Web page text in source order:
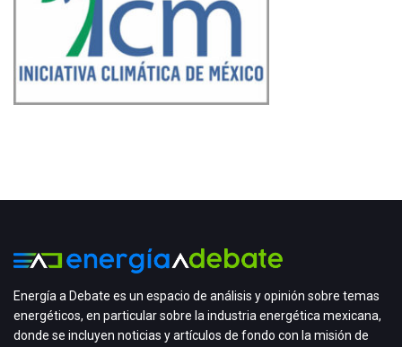
Energía a Debate es un espacio de análisis y opinión sobre temas
energéticos, en particular sobre la industria energética mexicana,
donde se incluyen noticias y artículos de fondo con la misión de